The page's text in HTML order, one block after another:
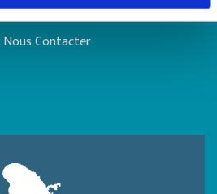
Annuaire
Nous Contacter